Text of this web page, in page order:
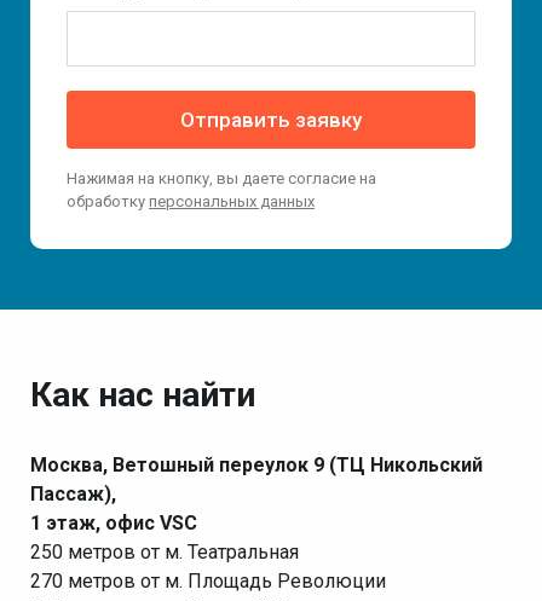
Отправить заявку
Нажимая на кнопку, вы даете согласие на
обработку персональных данных
Как нас найти
Москва, Ветошный переулок 9 (ТЦ Никольский
Пассаж),
1 этаж, офис VSC
250 метров от м. Театральная
270 метров от м. Площадь Революции